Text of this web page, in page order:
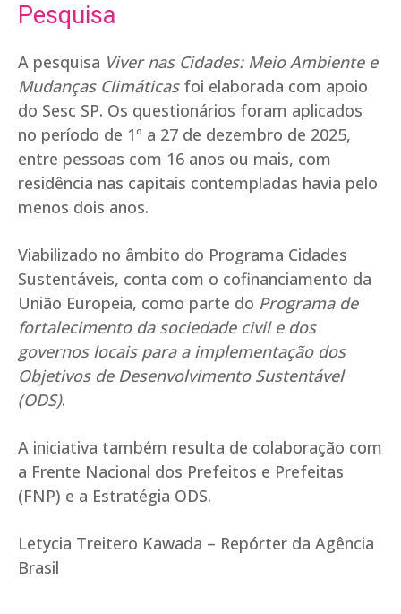
Pesquisa
A pesquisa Viver nas Cidades: Meio Ambiente e
Mudanças Climáticas foi elaborada com apoio
do Sesc SP. Os questionários foram aplicados
no período de 1º a 27 de dezembro de 2025,
entre pessoas com 16 anos ou mais, com
residência nas capitais contempladas havia pelo
menos dois anos.
Viabilizado no âmbito do Programa Cidades
Sustentáveis, conta com o cofinanciamento da
União Europeia, como parte do Programa de
fortalecimento da sociedade civil e dos
governos locais para a implementação dos
Objetivos de Desenvolvimento Sustentável
(ODS).
A iniciativa também resulta de colaboração com
a Frente Nacional dos Prefeitos e Prefeitas
(FNP) e a Estratégia ODS.
Letycia Treitero Kawada – Repórter da Agência
Brasil